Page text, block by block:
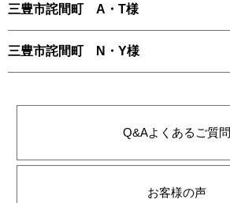
三豊市詫間町 A・T様
三豊市詫間町 N・Y様
Q&Aよくあるご質問
お客様の声